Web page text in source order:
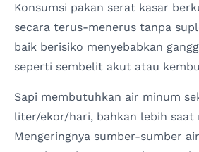
Konsumsi pakan serat kasar
secara terus-menerus tanpa
baik berisiko menyebabkan
seperti sembelit akut atau
Sapi membutuhkan air minum
liter/ekor/hari, bahkan lebih saat
Mengeringnya sumber-sumber